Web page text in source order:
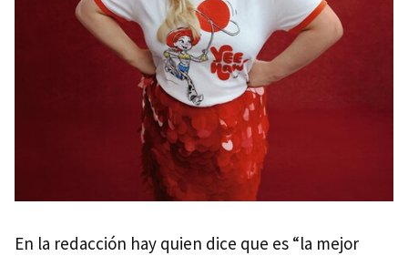
En la redacción hay quien dice que es “la mejor